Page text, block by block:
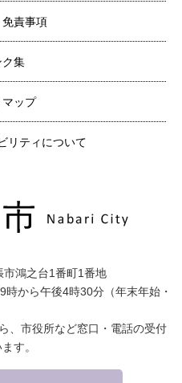
責事項
ク集
ップ
リティについて
鴻之台1番町1番地
から午後4時30分（年末年始・
、市役所など窓口・電話の受付
す。